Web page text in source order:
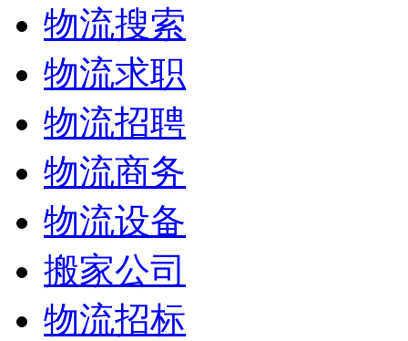
物流搜索
物流求职
物流招聘
物流商务
物流设备
搬家公司
物流招标